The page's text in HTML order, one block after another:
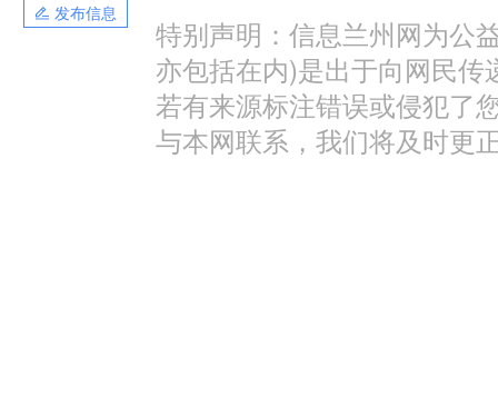
发布信息
特别声明：信息兰州网为公
亦包括在内)是出于向网民
若有来源标注错误或侵犯了
与本网联系，我们将及时更